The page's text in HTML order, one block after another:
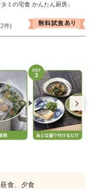
ミの宅食 かんたん厨房」
件)
食、夕食